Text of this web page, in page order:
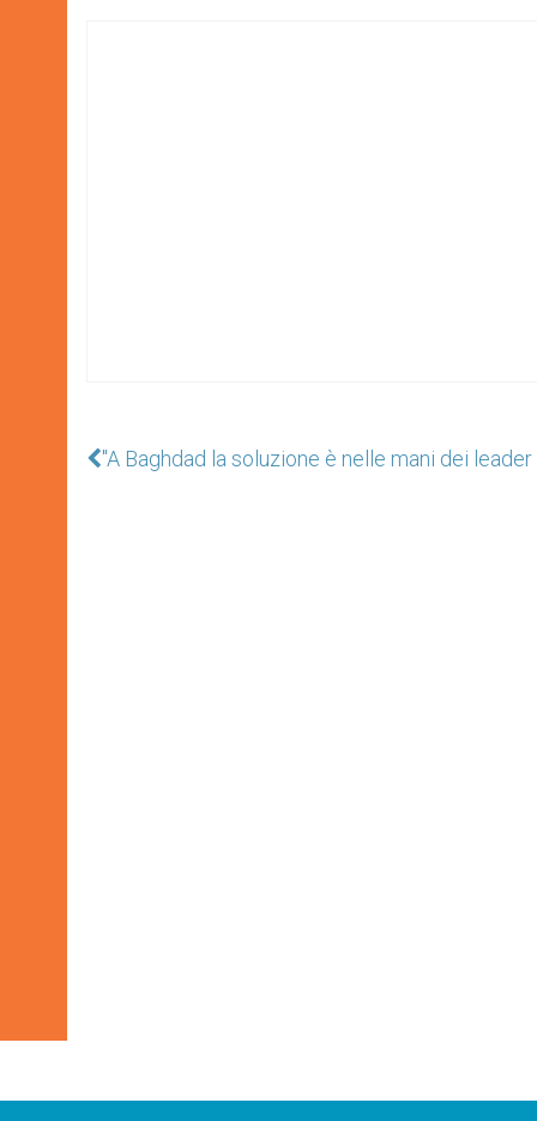
"A Baghdad la soluzione è nelle mani dei